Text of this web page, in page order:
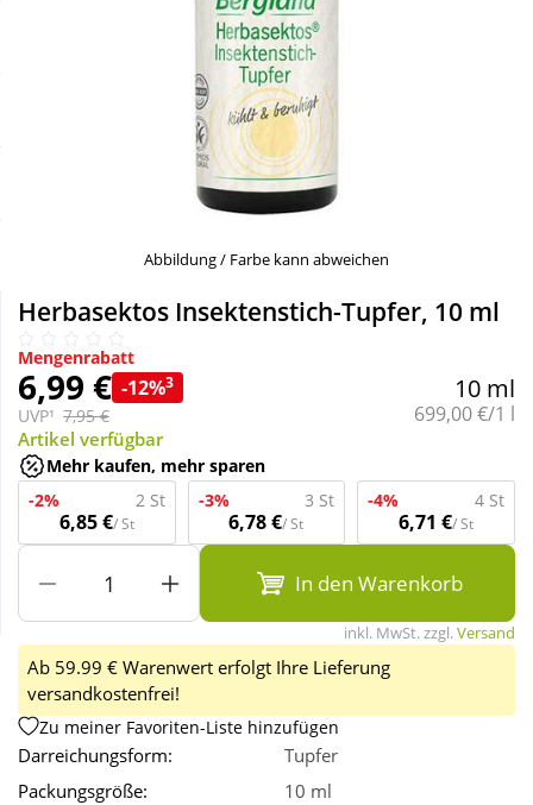
Täglich gut versorgt
Körperpflege & Kosmetik
Nahrungsergänzung
Natur & Homöopathie
Sanitätshaus
Sport & Fitness
Tierbedarf
Wellness
Abbildung / Farbe kann abweichen
Herbasektos Insektenstich-Tupfer, 10 ml
Mengenrabatt
6,99 € -12%3
UVP¹ 7,95 €
10 ml
Grundpreis:
699,00 €/1 l
Artikel verfügbar
Mehr kaufen, mehr sparen
-2%
2 St
6,85 €/ St
-3% 3 St
6,78 €/ St
-4% 4 St
6,71 €/ St
In den Warenkorb
inkl. MwSt. zzgl.Versand
Ab 59.99 € Warenwert erfolgt Ihre Lieferung
versandkostenfrei!
Zu meiner Favoriten-Liste hinzufügen
Darreichungsform:
Tupfer
Packungsgröße:
10 ml